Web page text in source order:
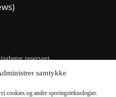
samtykke
cookies og andre sporingsteknologier.
reservert.